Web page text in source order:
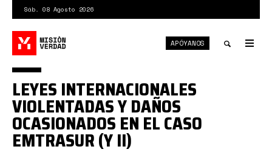
contenido
principal
Sáb. 08 Agosto 2026
APÓYANOS
LEYES INTERNACIONALES
VIOLENTADAS Y DAÑOS
OCASIONADOS EN EL CASO
EMTRASUR (Y II)